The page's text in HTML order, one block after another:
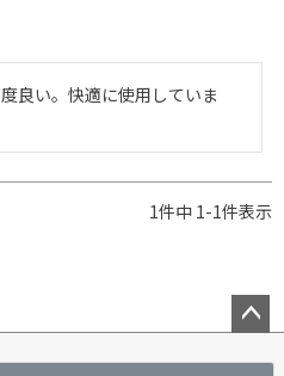
良い。快適に使用していま
1件中 1-1件表示